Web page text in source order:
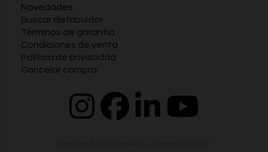
Novedades
Buscar distribuidor
Términos de garantia
Condiciones de venta
Política de privacidad
Cancelar compra